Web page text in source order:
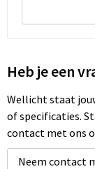
Heb je een
Wellicht staat
of specificaties.
contact met ons
Neem contact